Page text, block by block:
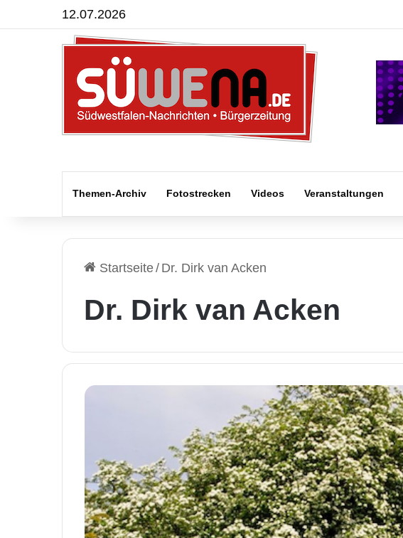
12.07.2026
Themen-Archiv Fotostrecken Videos Veranstaltungen
Startseite/ Dr. Dirk van Acken
Dr. Dirk van Acken